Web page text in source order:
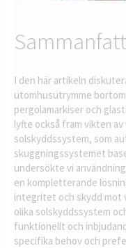
I den här artikeln
utomhusutrymme
pergolamarkiser och
lyfte också fram vikten
solskyddssystem, som
skuggningssystemet
undersökte vi
en kompletterande
integritet och skydd mot
olika solskyddssystem
funktionellt och
specifika behov och